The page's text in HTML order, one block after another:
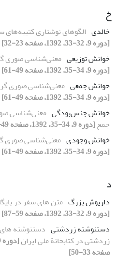
خ
خالدی الگوهای نوشتاری کتیبه‌های
[دوره 9، 32-33، 1392، صفحه 23-32]
خوانش توزیعی معنی‌شناسی صوری
[دوره 9، 34-35، 1392، صفحه 49-61]
خوانش جمعی معنی‌شناسی صوری
[دوره 9، 34-35، 1392، صفحه 49-61]
خوانش جنس‌بودگی معنی‌شناسی
جمع[دوره 9، 34-35، 1392، صفحه 49-61]
خوانش وجودی معنی‌شناسی صوری
[دوره 9، 34-35، 1392، صفحه 49-61]
د
داریوش بزرگ متن های سفر در
[دوره 9، 32-33، 1392، صفحه 59-87]
دستنوشته زردشتی دستنوشته های
زردشتی در کتابخانة ملی ایران
صفحه 33-50]